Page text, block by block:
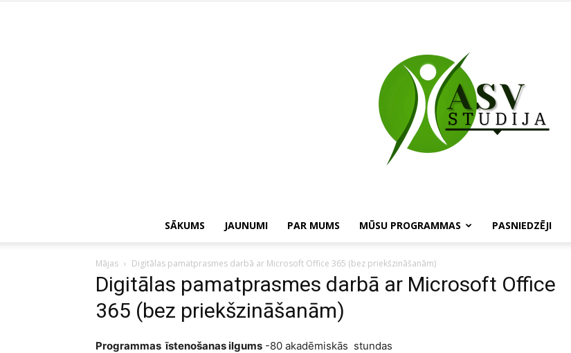
SĀKUMS JAUNUMI PAR MUMS MŪSU PROGRAMMAS PASNIEDZĒJI
Mājas Digitālas pamatprasmes darbā ar Microsoft Office 365 (bez priekšzināšanām)
Digitālas pamatprasmes darbā ar Microsoft Office
365 (bez priekšzināšanām)
Programmas īstenošanas ilgums -80 akadēmiskās stundas